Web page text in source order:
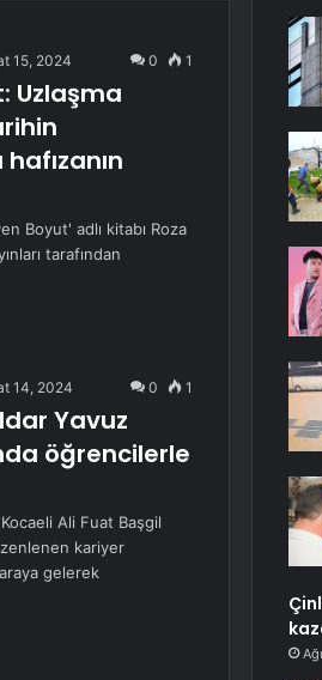
15, 2024 0 1
Uzlaşma
Boyut' adlı kitabı Roza
tarafından
14, 2024 0 1
Yavuz
​​öğrencilerle
Ali Fuat Başgil
kariyer
gelerek